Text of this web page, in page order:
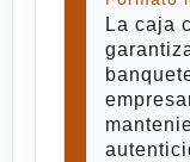
La caja